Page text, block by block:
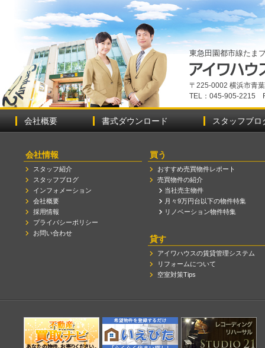
東急田園都市線たま
〒225-0002 横浜市青
TEL：045-905-2215
会社概要 書式ダウンロード スタッフブロ
会社情報
スタッフ紹介
スタッフブログ
インフォメーション
会社概要
採用情報
プライバシーポリシー
お問い合わせ
買う
おすすめ売買物件レポート
売買物件の紹介
当社売主物件
月々9万円台以下の物件特集
リノベーション物件特集
貸す
アイワハウスの賃貸管理システム
リフォームについて
空室対策Tips